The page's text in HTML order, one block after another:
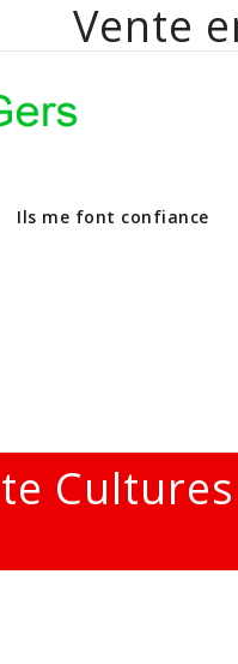
Vente
en direct de
Ils me font confiance
Cultures